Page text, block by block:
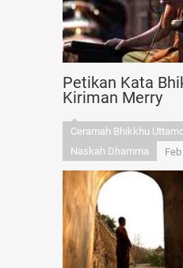
Petikan Kata
Kiriman Merry
Ceramah Bhikkhu
Naskah Dhamma